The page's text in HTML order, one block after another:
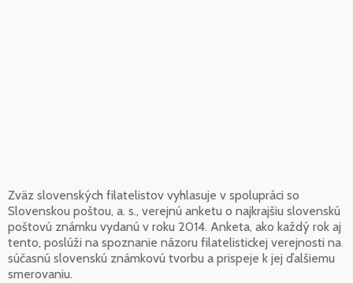
Zväz slovenských filatelistov vyhlasuje v spolupráci so
Slovenskou poštou, a. s., verejnú anketu o najkrajšiu slovenskú
poštovú známku vydanú v roku 2014. Anketa, ako každý rok aj
tento, poslúži na spoznanie názoru filatelistickej verejnosti na
súčasnú slovenskú známkovú tvorbu a prispeje k jej ďalšiemu
smerovaniu.